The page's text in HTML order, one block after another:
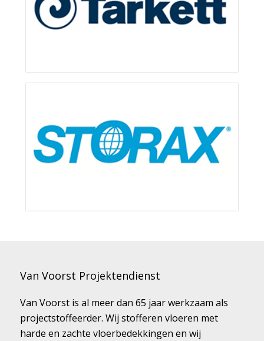
Van Voorst Projektendienst
Van Voorst is al meer dan 65 jaar werkzaam als
projectstoffeerder. Wij stofferen vloeren met
harde en zachte vloerbedekkingen en wij